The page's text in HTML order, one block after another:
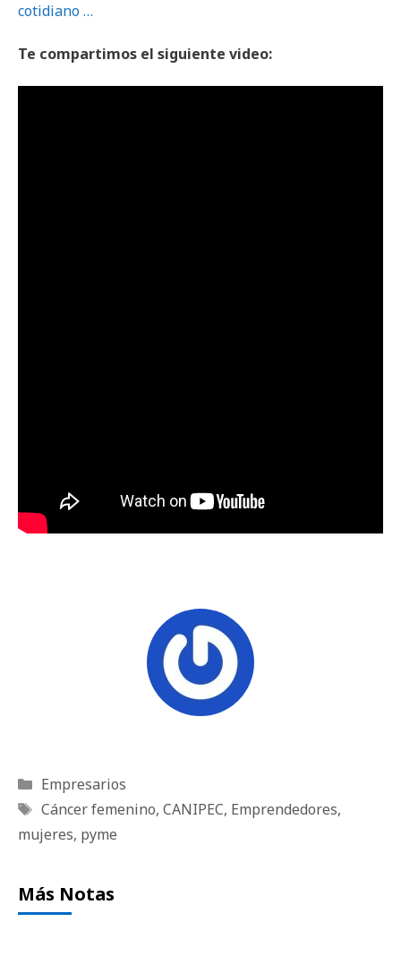
cotidiano …
Te compartimos el siguiente video:
Categorías
Empresarios
Etiquetas
Cáncer femenino, CANIPEC, Emprendedores,
mujeres, pyme
Más Notas